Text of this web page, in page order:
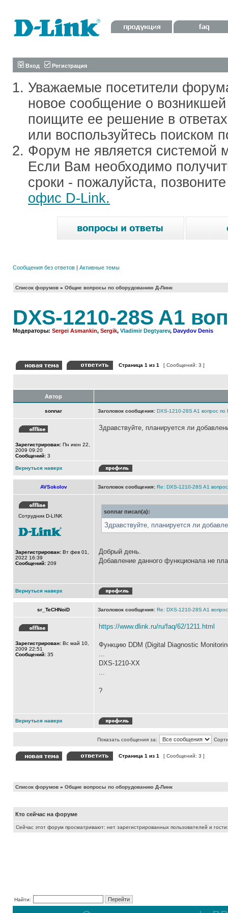
Вход Регистрация
Уважаемые посетители
новое сообщение о
поищите ее решение в
или воспользуйтесь поиском
Форум не является системой
Если Вам необходимо
сроки - пожалуйста,
офис D-Link.
Сообщения без ответов | Активные темы
Список форумов » Общие вопросы по оборудованию Д-Линк
DXS-1210-28S A1
Модераторы: Sergei Asmankin, Sergik, Vladimir Degtyarev, Davydov Denis
Страница 1 из 1 [ Сообщений: 3 ]
Автор
sonnar Заголовок сообщения: DXS-1210-28S A1 вопрос по
Зарегистрирован: Пн июн 22,
2009 09:20
Сообщений: 3
Здравствуйте, планируется ли
Вернуться наверх
AVSokolov Заголовок сообщения: Re: DXS-1210-28S A1
Сотрудник D-LINK
Зарегистрирован: Вт фев 01,
2022 16:39
Сообщений: 209
sonnar писал(а):
Здравствуйте, планируется ли
Добрый день.
Добавление данного функционала не
Вернуться наверх
sr_TeCHNoiD Заголовок сообщения: Re: DXS-1210-28S A1
Зарегистрирован: Вс май 10,
2009 22:51
Сообщений: 35
https://www.dlink.ru/ru/faq/62/1211.html
Функцию DDM (Digital Diagnostic
...
DXS-1210-XX
...
?
Вернуться наверх
Показать сообщения за:
Страница 1 из 1 [ Сообщений: 3 ]
Список форумов » Общие вопросы по оборудованию Д-Линк
Кто сейчас на форуме
Сейчас этот форум просматривают: нет зарегистрированных пользователей и
Найти: